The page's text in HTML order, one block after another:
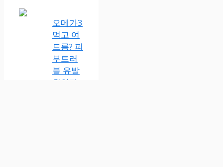
오메가3
먹고 여
드름? 피
부트러
블 유발
원인과